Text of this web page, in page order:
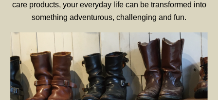
care products, your everyday life can be transformed into
something adventurous, challenging and fun.